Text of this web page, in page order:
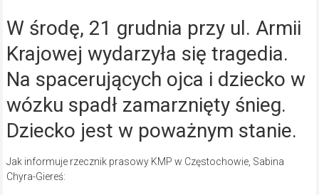
W środę, 21 grudnia przy ul. Armii
Krajowej wydarzyła się tragedia.
Na spacerujących ojca i dziecko w
wózku spadł zamarznięty śnieg.
Dziecko jest w poważnym stanie.
Jak informuje rzecznik prasowy KMP w Częstochowie, Sabina
Chyra-Giereś: